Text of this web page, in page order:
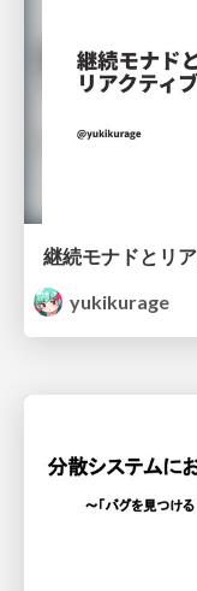
継続モナドとリ
yukikurage